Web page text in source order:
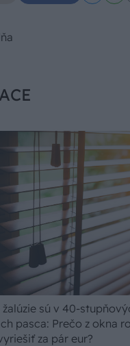
sú v 40-
pasca: Prečo z okna
za pár eur?